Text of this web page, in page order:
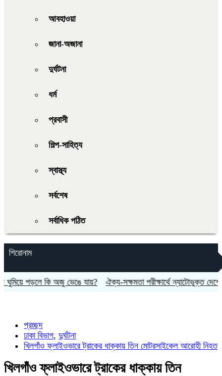
আবহাওয়া
জানা-অজানা
দুর্ঘটনা
ধর্ম
প্রবাসী
শিল্প-সাহিত্য
স্বাস্থ্য
সর্বশেষ
সর্বাধিক পঠিত
শিরোনাম
পড়লে কি অজু ভেঙে যায়? ঐক্য-সক্ষমতা পরীক্ষার্থে ন্যাটোভুক্ত দেশে হামলা
প্রচ্ছদ
ঢাকা বিভাগ, দুর্ঘটনা
খিলগাঁও ফ্লাইওভারে ট্রাকের ধাক্কায় তিন মোটরসাইকেল আরোহী নিহত
খিলগাঁও ফ্লাইওভারে ট্রাকের ধাক্কায় তিন